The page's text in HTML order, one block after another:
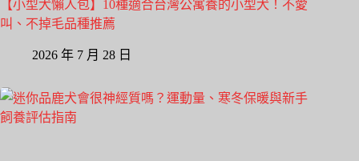
【小型犬懶人包】10種適合台灣公寓養的小型犬！不愛
叫、不掉毛品種推薦
2026 年 7 月 28 日